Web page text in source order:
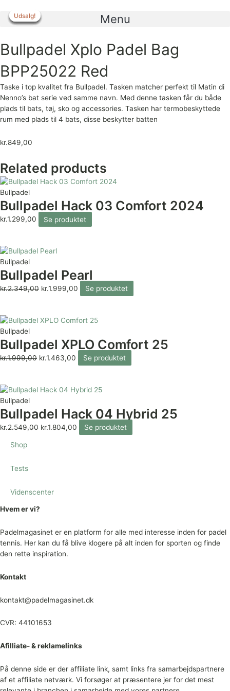
indholdet
Menu
Bullpadel Xplo Padel Bag
BPP25022 Red
Taske i top kvalitet fra Bullpadel. Tasken matcher perfekt til Matin di
Nenno’s bat serie ved samme navn. Med denne tasken får du både
plads til bats, tøj, sko og accessories. Tasken har termobeskyttede
rum med plads til 4 bats, disse beskytter batten
kr.849,00
Related products
Bullpadel
Bullpadel Hack 03 Comfort 2024
kr.1.299,00 Se produktet
Udsalg!
Udsalg!
Bullpadel
Bullpadel Pearl
kr.2.349,00 kr.1.999,00 Se produktet
Udsalg!
Udsalg!
Bullpadel
Bullpadel XPLO Comfort 25
kr.1.999,00 kr.1.463,00 Se produktet
Udsalg!
Udsalg!
Bullpadel
Bullpadel Hack 04 Hybrid 25
kr.2.549,00 kr.1.804,00 Se produktet
Shop
Tests
Videnscenter
Hvem er vi?
Padelmagasinet er en platform for alle med interesse inden for padel
tennis. Her kan du få blive klogere på alt inden for sporten og finde
den rette inspiration.
Kontakt
kontakt@padelmagasinet.dk
CVR: 44101653
Afilliate- & reklamelinks
På denne side er der affiliate link, samt links fra samarbejdspartnere
af et affiliate netværk. Vi forsøger at præsentere jer for det mest